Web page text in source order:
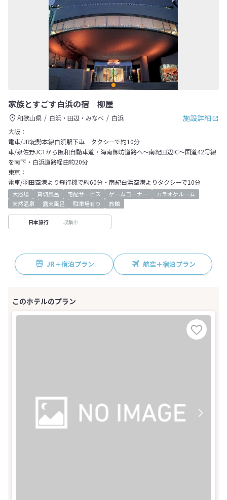
家族とすごす白浜の宿 柳屋
施設詳細
和歌山県 白浜・田辺・みなべ
白浜
大阪：
電車/JR紀勢本線白浜駅下車 タクシーで約10分
車/泉佐野JCTから阪和自動車道・海南御坊道路へ～南紀田辺IC～国道42号線
を南下・白浜道路経由約20分
東京：
電車/羽田空港より飛行機で約60分・南紀白浜空港よりタクシーで10分
大浴場 貸切風呂 宅配サービス ゲームコーナー
カラオケルーム
天然温泉
露天風呂 駐車場有り 旅館
日本旅行 収集中
JR＋宿泊プラン 航空＋宿泊プラン